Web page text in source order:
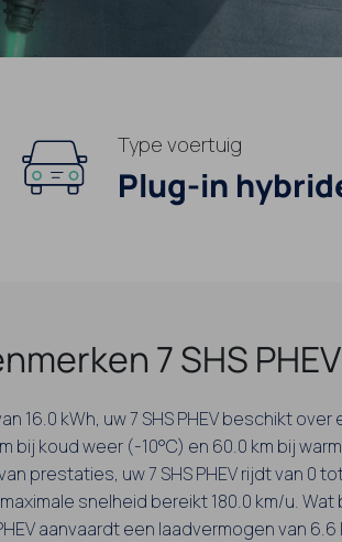
Type voertuig
Plug-in
7 SHS PHEV
16.0 kWh, uw 7 SHS PHEV beschikt over
bij koud weer (-10°C) en 60.0 km bij
prestaties, uw 7 SHS PHEV rijdt van 0
snelheid bereikt 180.0 km/u.
aanvaardt een laadvermogen van 6.6